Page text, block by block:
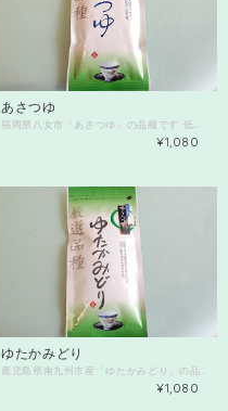
あさつゆ
¥1,080
ゆたかみどり
鹿児島県南九州市産「ゆたかみどり」の品種です 旨味コク、甘い香りが特徴です コーヒー派の方にも納得していただける 緑茶 茶葉の緑が濃く、収量が豊かなことから 命名された品種。 80ｇ入り その他の品種茶とミックスもオススメです。 品種茶5種セットも予約受付中。
¥1,080